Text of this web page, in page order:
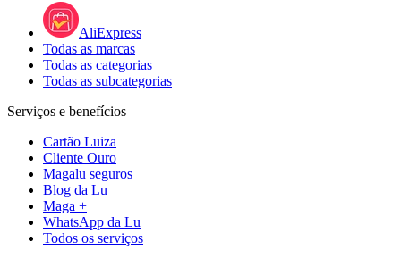
AliExpress
Todas as marcas
Todas as categorias
Todas as subcategorias
Serviços e benefícios
Cartão Luiza
Cliente Ouro
Magalu seguros
Blog da Lu
Maga +
WhatsApp da Lu
Todos os serviços